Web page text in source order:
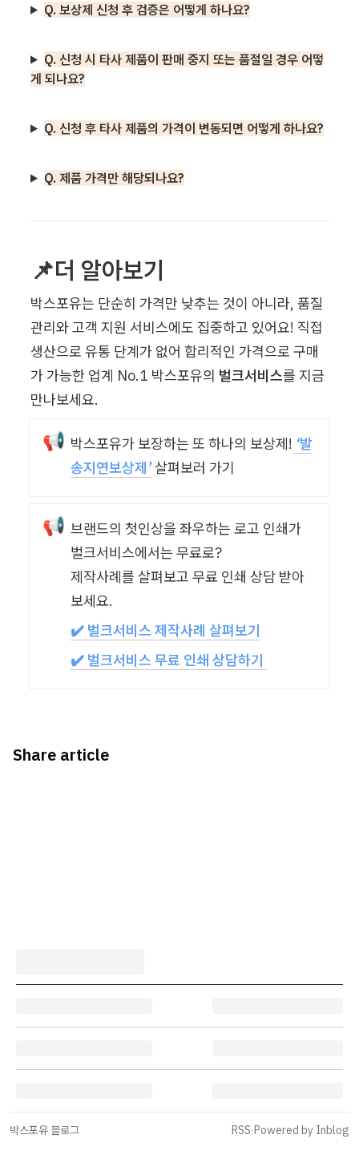
Q. 보상제 신청 후 검증은 어떻게 하나요?
Q. 신청 시 타사 제품이 판매 중지 또는 품절일 경우 어떻
게 되나요?
Q. 신청 후 타사 제품의 가격이 변동되면 어떻게 하나요?
Q. 제품 가격만 해당되나요?
📌더 알아보기
박스포유는 단순히 가격만 낮추는 것이 아니라, 품질
관리와 고객 지원 서비스에도 집중하고 있어요! 직접
생산으로 유통 단계가 없어 합리적인 가격으로 구매
가 가능한 업계 No.1 박스포유의 벌크서비스를 지금
만나보세요.
📢 박스포유가 보장하는 또 하나의 보상제! ‘발
송지연보상제’살펴보러 가기
📢 브랜드의 첫인상을 좌우하는 로고 인쇄가
벌크서비스에서는 무료로?
제작사례를 살펴보고 무료 인쇄 상담 받아
보세요.
✔️ 벌크서비스 제작사례 살펴보기
✔️ 벌크서비스 무료 인쇄 상담하기
Share article
박스포유 블로그 RSS·Powered by Inblog